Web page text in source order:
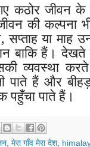
कठोर जीवन के
की कल्पना
सप्ताह या
बाकि हैं। देखते
व्यवस्था
पाते हैं और
पहुँचा पाते हैं।
, मेरा गाँव मेरा देश,